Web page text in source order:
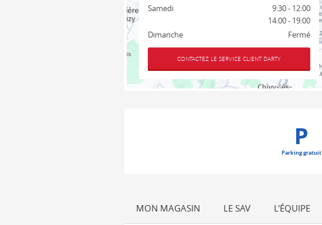
Samedi
9:30 - 12:00
14:00 - 19:00
Dimanche
Fermé
CONTACTEZ LE SERVICE CLIENT DARTY
Parking gratuit
MON MAGASIN LE SAV L'ÉQUIPE